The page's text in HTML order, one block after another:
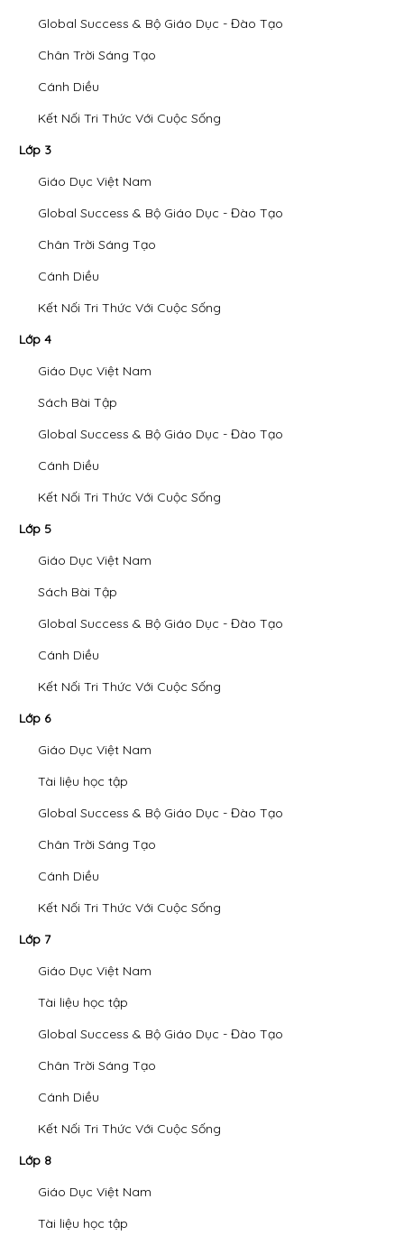
Global Success & Bộ Giáo Dục - Đào Tạo
Chân Trời Sáng Tạo
Cánh Diều
Kết Nối Tri Thức Với Cuộc Sống
Lớp 3
Giáo Dục Việt Nam
Global Success & Bộ Giáo Dục - Đào Tạo
Chân Trời Sáng Tạo
Cánh Diều
Kết Nối Tri Thức Với Cuộc Sống
Lớp 4
Giáo Dục Việt Nam
Sách Bài Tập
Global Success & Bộ Giáo Dục - Đào Tạo
Cánh Diều
Kết Nối Tri Thức Với Cuộc Sống
Lớp 5
Giáo Dục Việt Nam
Sách Bài Tập
Global Success & Bộ Giáo Dục - Đào Tạo
Cánh Diều
Kết Nối Tri Thức Với Cuộc Sống
Lớp 6
Giáo Dục Việt Nam
Tài liệu học tập
Global Success & Bộ Giáo Dục - Đào Tạo
Chân Trời Sáng Tạo
Cánh Diều
Kết Nối Tri Thức Với Cuộc Sống
Lớp 7
Giáo Dục Việt Nam
Tài liệu học tập
Global Success & Bộ Giáo Dục - Đào Tạo
Chân Trời Sáng Tạo
Cánh Diều
Kết Nối Tri Thức Với Cuộc Sống
Lớp 8
Giáo Dục Việt Nam
Tài liệu học tập